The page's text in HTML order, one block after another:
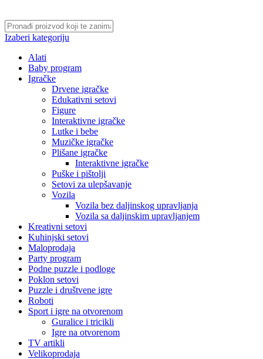
Izaberi kategoriju
Alati
Baby program
Igračke
Drvene igračke
Edukativni setovi
Figure
Interaktivne igračke
Lutke i bebe
Muzičke igračke
Plišane igračke
Interaktivne igračke
Puške i pištolji
Setovi za ulepšavanje
Vozila
Vozila bez daljinskog upravljanja
Vozila sa daljinskim upravljanjem
Kreativni setovi
Kuhinjski setovi
Maloprodaja
Party program
Podne puzzle i podloge
Poklon setovi
Puzzle i društvene igre
Roboti
Sport i igre na otvorenom
Guralice i tricikli
Igre na otvorenom
TV artikli
Velikoprodaja